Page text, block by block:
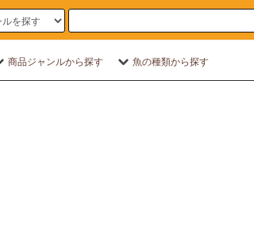
商品ジャンルから探す 魚の種類から探す